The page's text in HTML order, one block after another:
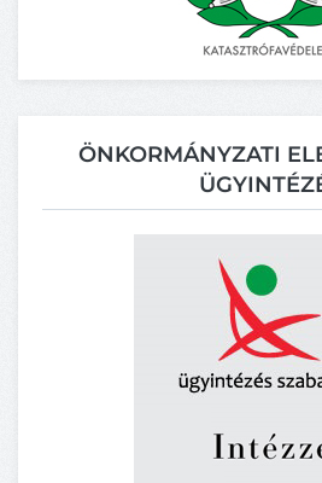
ÖNKORMÁNYZATI